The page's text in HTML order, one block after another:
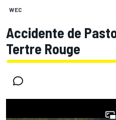
WEC
Accidente de
Tertre Rouge